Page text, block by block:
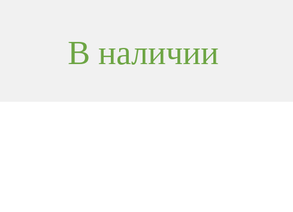
В наличии